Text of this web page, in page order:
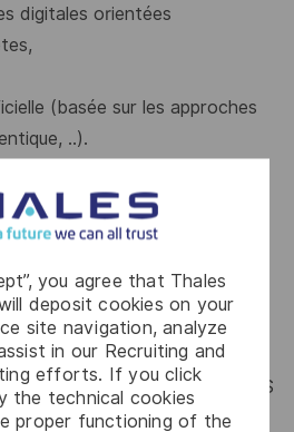
you agree that Thales
deposit cookies on your
site navigation, analyze
in our Recruiting and
efforts. If you click
the technical cookies
proper functioning of the
digitales orientées
(basée sur les approches
..).
le développement de
ce soit pour lesbesoins de
des aéronefs ou des
EDGE et des solutions
au seinde la Business Line PRS
denos futurs